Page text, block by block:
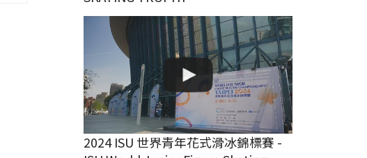
2024 ISU 世界青年花式滑冰錦標賽 -